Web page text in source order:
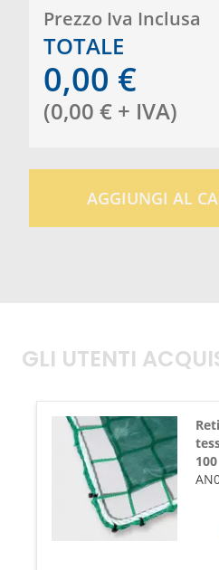
Prezzo Iva Inclusa
TOTALE
0,00 €
(0,00 € + IVA)
AGGIUNGI AL
GLI UTENTI
100